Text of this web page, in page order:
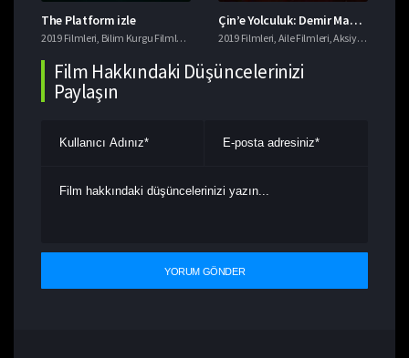
,Macera Filmleri
The Platform izle
2019 Filmleri Bilim Kurgu Filmleri Gerilim Filmleri,imdb 7+ Filmler ,Korku Filmleri
Çin’e Yolculuk: Demir Maskenin Gizemi izle
2019 Filmleri Aile Filmleri ,Aksiyon Filmleri
Film Hakkındaki Düşüncelerinizi
Paylaşın